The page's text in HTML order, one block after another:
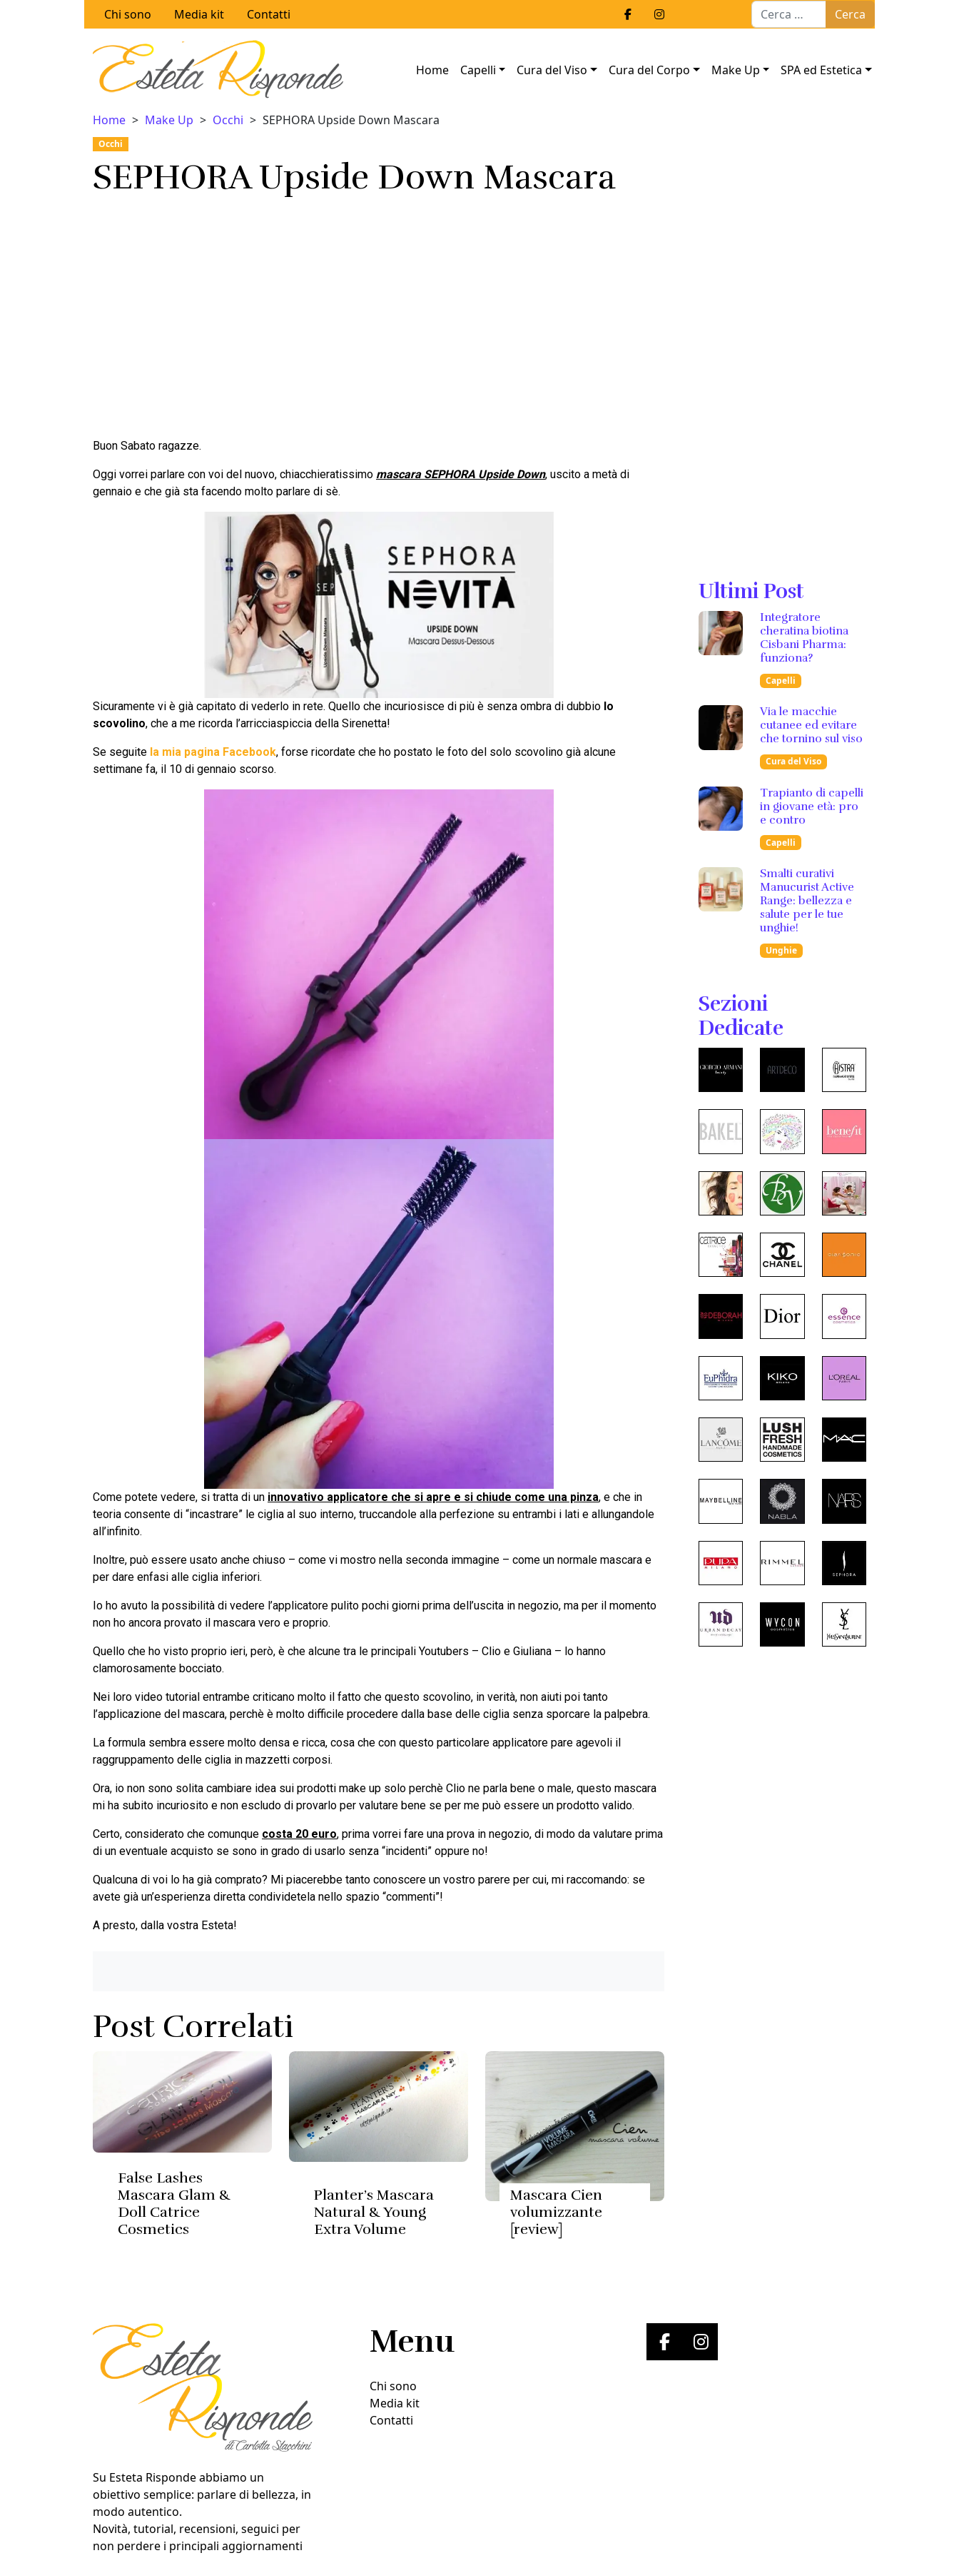
Chi sono Media kit Contatti Ricerca per:
Home Capelli Cura del Viso Cura del Corpo Make Up SPA ed Estetica
Home Make Up Occhi SEPHORA Upside Down Mascara
Occhi
SEPHORA Upside Down Mascara
Buon Sabato ragazze.
Oggi vorrei parlare con voi del nuovo, chiacchieratissimo mascara SEPHORA Upside Down, uscito a metà di
gennaio e che già sta facendo molto parlare di sè.
Sicuramente vi è già capitato di vederlo in rete. Quello che incuriosisce di più è senza ombra di dubbio lo
scovolino, che a me ricorda l’arricciaspiccia della Sirenetta!
Se seguite la mia pagina Facebook, forse ricordate che ho postato le foto del solo scovolino già alcune
settimane fa, il 10 di gennaio scorso.
Come potete vedere, si tratta di un innovativo applicatore che si apre e si chiude come una pinza, e che in
teoria consente di “incastrare” le ciglia al suo interno, truccandole alla perfezione su entrambi i lati e allungandole
all’infinito.
Inoltre, può essere usato anche chiuso – come vi mostro nella seconda immagine – come un normale mascara e
per dare enfasi alle ciglia inferiori.
Io ho avuto la possibilità di vedere l’applicatore pulito pochi giorni prima dell’uscita in negozio, ma per il momento
non ho ancora provato il mascara vero e proprio.
Quello che ho visto proprio ieri, però, è che alcune tra le principali Youtubers – Clio e Giuliana – lo hanno
clamorosamente bocciato.
Nei loro video tutorial entrambe criticano molto il fatto che questo scovolino, in verità, non aiuti poi tanto
l’applicazione del mascara, perchè è molto difficile procedere dalla base delle ciglia senza sporcare la palpebra.
La formula sembra essere molto densa e ricca, cosa che con questo particolare applicatore pare agevoli il
raggruppamento delle ciglia in mazzetti corposi.
Ora, io non sono solita cambiare idea sui prodotti make up solo perchè Clio ne parla bene o male, questo mascara
mi ha subito incuriosito e non escludo di provarlo per valutare bene se per me può essere un prodotto valido.
Certo, considerato che comunque costa 20 euro, prima vorrei fare una prova in negozio, di modo da valutare prima
di un eventuale acquisto se sono in grado di usarlo senza “incidenti” oppure no!
Qualcuna di voi lo ha già comprato? Mi piacerebbe tanto conoscere un vostro parere per cui, mi raccomando: se
avete già un’esperienza diretta condividetela nello spazio “commenti”!
A presto, dalla vostra Esteta!
Post Correlati
False Lashes
Mascara Glam &
Doll Catrice
Cosmetics
Planter’s Mascara
Natural & Young
Extra Volume
Mascara Cien
volumizzante
[review]
Ultimi Post
Integratore
cheratina biotina
Cisbani Pharma:
funziona?
Capelli
Via le macchie
cutanee ed evitare
che tornino sul viso
Cura del Viso
Trapianto di capelli
in giovane età: pro
e contro
Capelli
Smalti curativi
Manucurist Active
Range: bellezza e
salute per le tue
unghie!
Unghie
Sezioni
Dedicate
Su Esteta Risponde abbiamo un
obiettivo semplice: parlare di bellezza, in
modo autentico.
Novità, tutorial, recensioni, seguici per
non perdere i principali aggiornamenti
Menu
Chi sono
Media kit
Contatti